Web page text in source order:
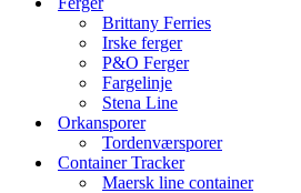
Brittany Ferries
Irske ferger
P&O Ferger
Fargelinje
Stena Line
Orkansporer
Tordenværsporer
Container Tracker
Maersk line container